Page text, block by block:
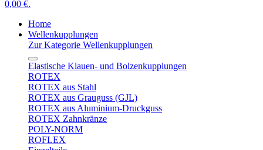
0,00 €.
Home
Wellenkupplungen
Zur Kategorie Wellenkupplungen
Elastische Klauen- und Bolzenkupplungen
ROTEX
ROTEX aus Stahl
ROTEX aus Grauguss (GJL)
ROTEX aus Aluminium-Druckguss
ROTEX Zahnkränze
POLY-NORM
ROFLEX